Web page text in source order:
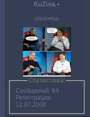
KuZina •
українець
Статистика:
Сообщений: 84
Регистрация:
12.07.2008